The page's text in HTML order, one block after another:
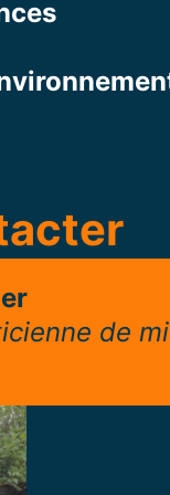
de